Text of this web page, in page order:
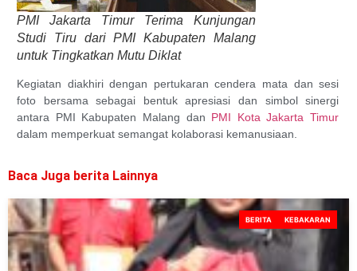
PMI Jakarta Timur Terima Kunjungan
Studi Tiru dari PMI Kabupaten Malang
untuk Tingkatkan Mutu Diklat
Kegiatan diakhiri dengan pertukaran cendera mata dan sesi
foto bersama sebagai bentuk apresiasi dan simbol sinergi
antara PMI Kabupaten Malang dan PMI Kota Jakarta Timur
dalam memperkuat semangat kolaborasi kemanusiaan.
Baca Juga berita Lainnya
BERITA KEBAKARAN